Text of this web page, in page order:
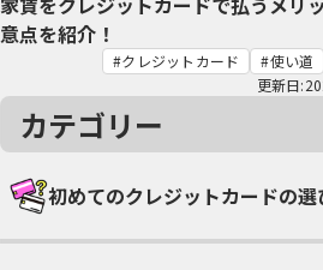
意点を紹介！
クレジットカード 使い道
更新日
カテゴリー
初めてのクレジットカードの選